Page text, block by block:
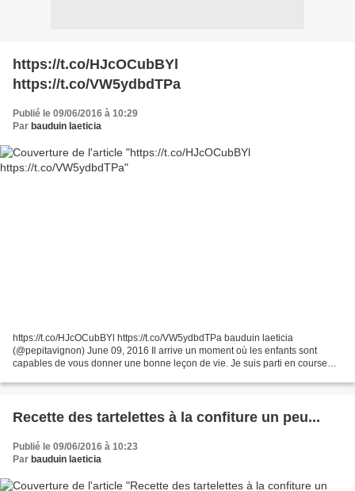
https://t.co/HJcOCubBYl
https://t.co/VW5ydbdTPa
Publié le 09/06/2016 à 10:29
Par bauduin laeticia
https://t.co/HJcOCubBYl https://t.co/VW5ydbdTPa bauduin laeticia
(@pepitavignon) June 09, 2016 Il arrive un moment où les enfants sont
capables de vous donner une bonne leçon de vie. Je suis parti en course
Recette des tartelettes à la confiture un peu...
Publié le 09/06/2016 à 10:23
Par bauduin laeticia